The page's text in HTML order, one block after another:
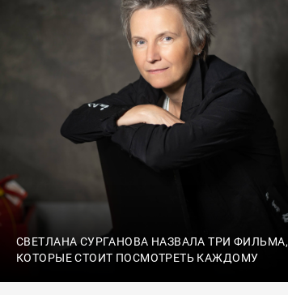
СВЕТЛАНА СУРГАНОВА НАЗВАЛА ТРИ ФИЛЬМА,
КОТОРЫЕ СТОИТ ПОСМОТРЕТЬ КАЖДОМУ